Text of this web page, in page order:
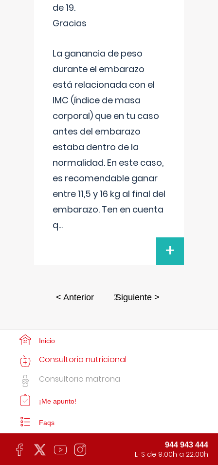
de 19.
Gracias
La ganancia de peso
durante el embarazo
está relacionada con el
IMC (índice de masa
corporal) que en tu caso
antes del embarazo
estaba dentro de la
normalidad. En este caso,
es recomendable ganar
entre 11,5 y 16 kg al final del
embarazo. Ten en cuenta
q...
+
< Anterior 2Siguiente >
Inicio
Consultorio nutricional
Consultorio matrona
¡Me apunto!
Faqs
944 943 444
L-S de 9:00h a 22:00h